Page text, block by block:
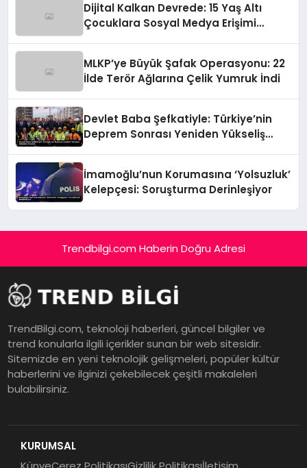
Dijital Kalkan Devrede: 15 Yaş Altı
Çocuklara Sosyal Medya Erişimi
MLKP’ye Büyük Şafak Operasyonu: 22
İlde Terör Ağlarına Çelik Yumruk İndi
Devlet Baba Şefkatiyle: Türkiye’nin
Deprem Sonrası Yeniden Yükseliş
İmamoğlu’nun Korumasına ‘Yolsuzluk’
Kelepçesi: Soruşturma Derinleşiyor
Trendbilgi.com Haberin Doğru Adresi
TrendBilgi.com, teknoloji haberleri, güncel bilgiler ve
trend konularla ilgili içerikler sunan bir web sitesidir.
Sitemizde en yeni teknolojik gelişmeleri, popüler kültür
haberlerini ve ilginizi çekebilecek çeşitli makaleleri
bulabilirsiniz.
KURUMSAL